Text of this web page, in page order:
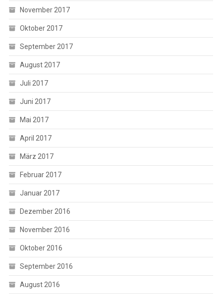
November 2017
Oktober 2017
September 2017
August 2017
Juli 2017
Juni 2017
Mai 2017
April 2017
März 2017
Februar 2017
Januar 2017
Dezember 2016
November 2016
Oktober 2016
September 2016
August 2016